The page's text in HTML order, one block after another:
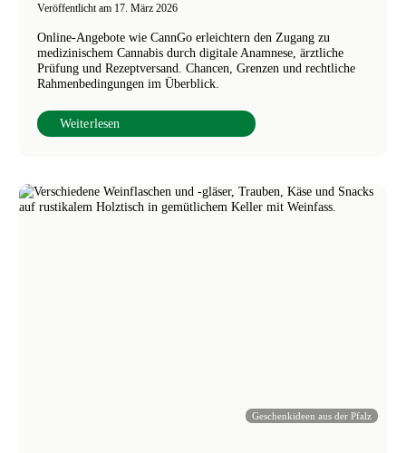
Veröffentlicht am 17. März 2026
Online-Angebote wie CannGo erleichtern den Zugang zu
medizinischem Cannabis durch digitale Anamnese, ärztliche
Prüfung und Rezeptversand. Chancen, Grenzen und rechtliche
Rahmenbedingungen im Überblick.
Weiterlesen
Geschenkideen aus der Pfalz